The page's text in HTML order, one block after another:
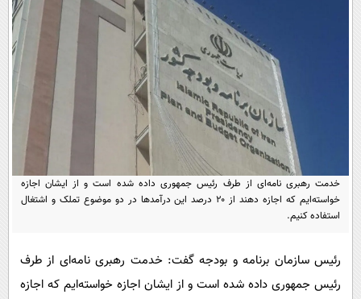
یک برش دانایی
محیط زیست
سفر و تفریح
سیاست خارجی
فرهنگ و هنر
علم و دانش
فناوری و It
علمی
اخبار کریپتو
قرآن
گوناگون
سرگرمی
باشگاه مغز
مجله تصویری سلاح
فیلم
اقتصاد
ورزش
عصر ایران 2
خواندنی ها و دیدنی ها
داستان کوتاه
روانشناسی
آموزش زبان
خدمت رهبری نامه‌ای از طرف رئیس جمهوری داده شده است و از ایشان اجازه
خواسته‌ایم که اجازه دهند از ۲۰ درصد این درآمدها در دو موضوع تملک و اشتغال
استفاده کنیم.
رئیس سازمان برنامه و بودجه گفت: خدمت رهبری نامه‌ای از طرف
رئیس جمهوری داده شده است و از ایشان اجازه خواسته‌ایم که اجازه